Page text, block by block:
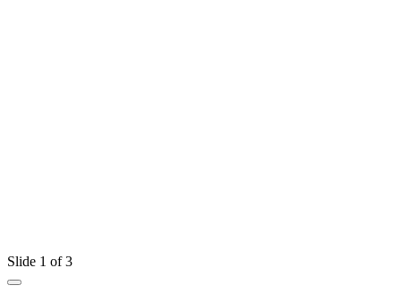
Slide 1 of 3